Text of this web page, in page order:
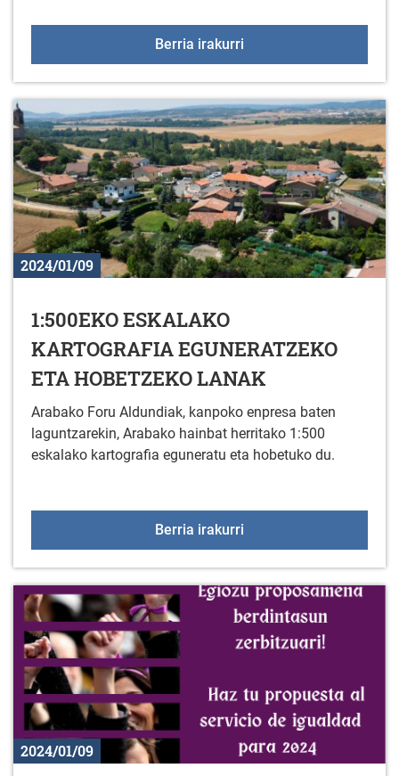
Berria irakurri
2024/01/09
1:500EKO ESKALAKO
KARTOGRAFIA EGUNERATZEKO
ETA HOBETZEKO LANAK
Arabako Foru Aldundiak, kanpoko enpresa baten
laguntzarekin, Arabako hainbat herritako 1:500
eskalako kartografia eguneratu eta hobetuko du.
Berria irakurri
2024/01/09